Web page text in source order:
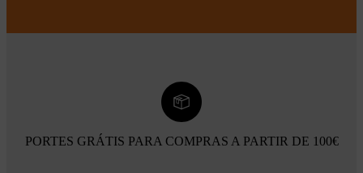
PORTES GRÁTIS PARA COMPRAS A PARTIR DE 100€